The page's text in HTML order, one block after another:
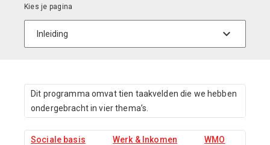
Dit programma omvat tien taakvelden die we hebben
ondergebracht in vier thema’s.
Sociale basis Werk & Inkomen WMO